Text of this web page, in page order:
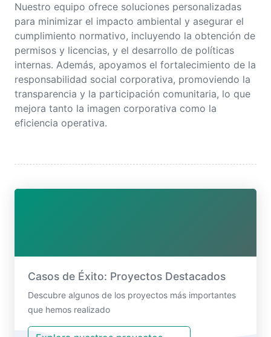
Nuestro equipo ofrece soluciones personalizadas
para minimizar el impacto ambiental y asegurar el
cumplimiento normativo, incluyendo la obtención de
permisos y licencias, y el desarrollo de políticas
internas. Además, apoyamos el fortalecimiento de la
responsabilidad social corporativa, promoviendo la
transparencia y la participación comunitaria, lo que
mejora tanto la imagen corporativa como la
eficiencia operativa.
Casos de Éxito: Proyectos Destacados
Descubre algunos de los proyectos más importantes
que hemos realizado